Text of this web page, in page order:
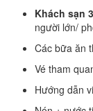
Khách sạn
người lớn/
Các bữa ăn
Vé tham
Hướng dẫn